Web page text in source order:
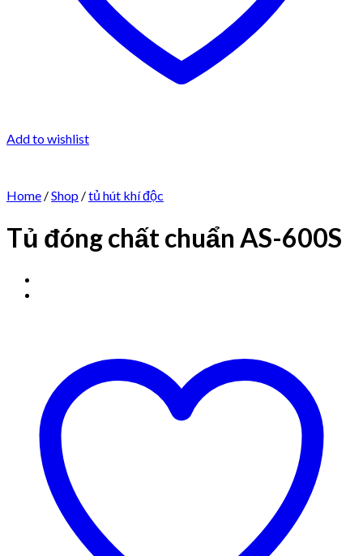
Add to wishlist
Home /Shop /tủ hút khí độc
Tủ đóng chất chuẩn AS-600S